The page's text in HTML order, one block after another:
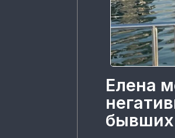
Елена
бывших